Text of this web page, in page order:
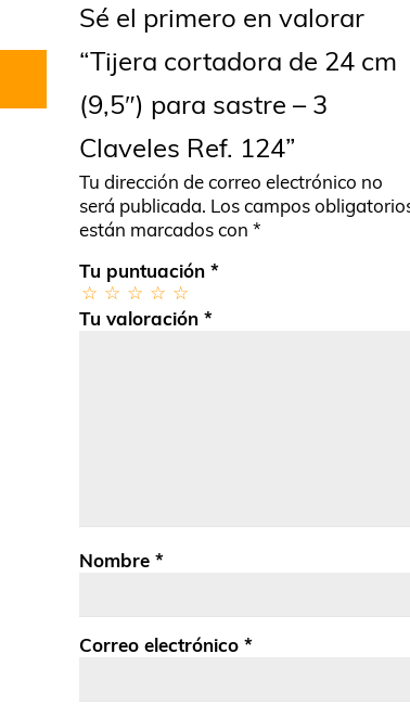
Sé el primero en valorar
“Tijera cortadora de 24 cm
(9,5″) para sastre – 3
Claveles Ref. 124”
Tu dirección de correo electrónico no
será publicada. Los campos
están marcados con *
Tu puntuación *
Tu valoración *
Nombre *
Correo electrónico *